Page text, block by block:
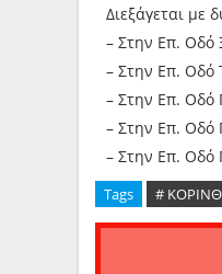
Διεξάγεται με
– Στην Επ. Οδό
– Στην Επ. Οδό
– Στην Επ. Οδό
– Στην Επ. Οδό
– Στην Επ. Οδό
Tags #